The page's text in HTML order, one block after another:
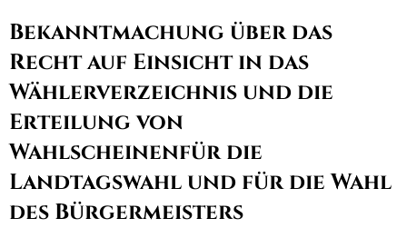
Bekanntmachung über das
Recht auf Einsicht in das
Wählerverzeichnis und die
Erteilung von
Wahlscheinenfür die
Landtagswahl und für die Wahl
des Bürgermeisters